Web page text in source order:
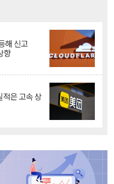
해 신고
향
은 고속 상